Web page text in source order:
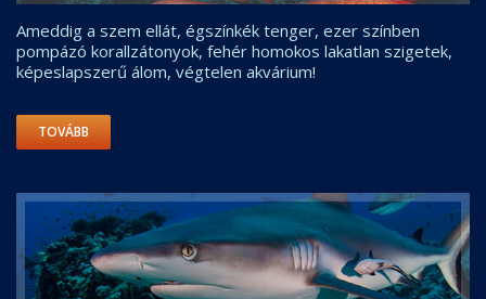
Ameddig a szem ellát, égszínkék tenger, ezer színben
pompázó korallzátonyok, fehér homokos lakatlan szigetek,
képeslapszerű álom, végtelen akvárium!
TOVÁBB